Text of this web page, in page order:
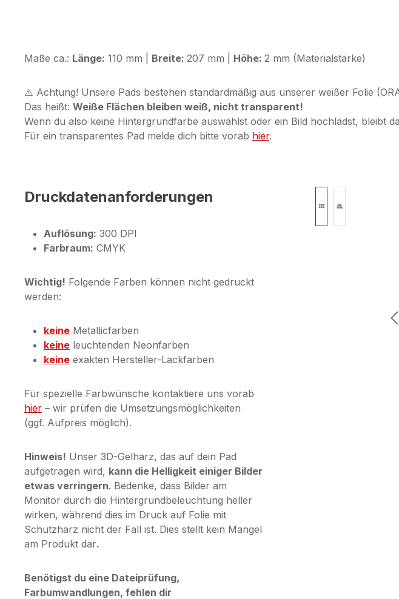
Maße ca.: Länge: 110 mm | Breite: 207 mm | Höhe: 2 mm (Materialstärke)
⚠️ Achtung! Unsere Pads bestehen standardmäßig aus unserer weißer Folie
Das heißt: Weiße Flächen bleiben weiß, nicht transparent!
Wenn du also keine Hintergrundfarbe auswählst oder ein Bild hochlädst, bleibt
Für ein transparentes Pad melde dich bitte vorab hier.
Druckdatenanforderungen
Auflösung: 300 DPI
Farbraum: CMYK
Wichtig! Folgende Farben können nicht gedruckt
werden:
keine Metallicfarben
keine leuchtenden Neonfarben
keine exakten Hersteller-Lackfarben
Für spezielle Farbwünsche kontaktiere uns vorab
hier – wir prüfen die Umsetzungsmöglichkeiten
(ggf. Aufpreis möglich).
Hinweis! Unser 3D-Gelharz, das auf dein Pad
aufgetragen wird, kann die Helligkeit einiger Bilder
etwas verringern. Bedenke, dass Bilder am
Monitor durch die Hintergrundbeleuchtung heller
wirken, während dies im Druck auf Folie mit
Schutzharz nicht der Fall ist. Dies stellt kein Mangel
am Produkt dar.
Benötigst du eine Dateiprüfung,
Farbumwandlungen, fehlen dir